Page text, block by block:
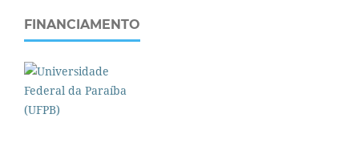
FINANCIAMENTO